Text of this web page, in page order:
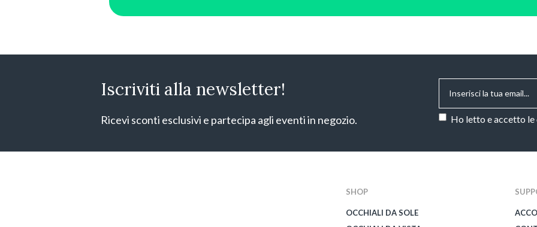
Iscriviti alla newsletter!
Ricevi sconti esclusivi e partecipa agli eventi in negozio.
Email*
Consenso*
Ho letto e accetto
SHOP
OCCHIALI DA SOLE